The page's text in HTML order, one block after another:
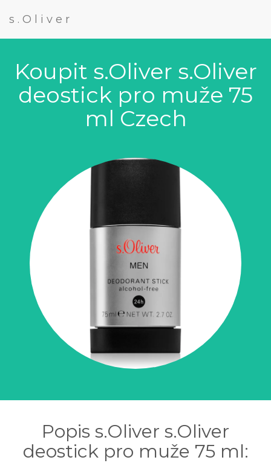
s.Oliver
Koupit s.Oliver s.Oliver
deostick pro muže 75
ml Czech
Popis s.Oliver s.Oliver
deostick pro muže 75 ml: